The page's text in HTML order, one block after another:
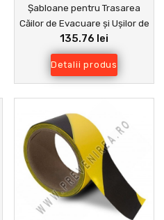
Șabloane pentru Trasarea
Căilor de Evacuare și Ușilor de
Ieșire
135.76 lei
Detalii produs